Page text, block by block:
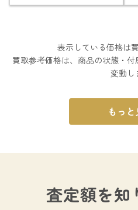
表示している価格は
買取参考価格は、商品の状態・
変動し
もっと
査定額を知